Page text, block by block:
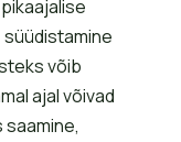
võib
ajal võivad